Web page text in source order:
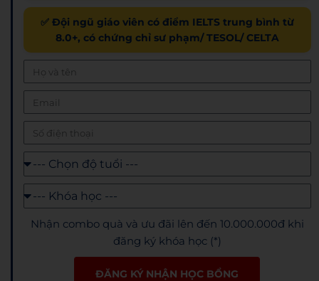
✅ Đội ngũ giáo viên có điểm IELTS trung bình từ
8.0+, có chứng chỉ sư phạm/ TESOL/ CELTA
Nhận combo quà và ưu đãi lên đến 10.000.000đ khi
đăng ký khóa học (*)
ĐĂNG KÝ NHẬN HỌC BỔNG